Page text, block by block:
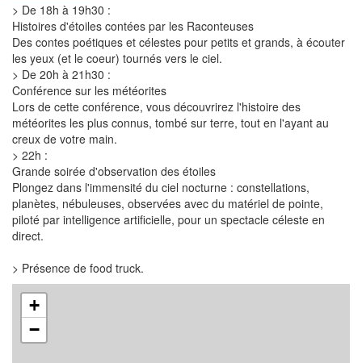
> De 18h à 19h30 :
Histoires d'étoiles contées par les Raconteuses
Des contes poétiques et célestes pour petits et grands, à écouter
les yeux (et le coeur) tournés vers le ciel.
> De 20h à 21h30 :
Conférence sur les météorites
Lors de cette conférence, vous découvrirez l'histoire des
météorites les plus connus, tombé sur terre, tout en l'ayant au
creux de votre main.
> 22h :
Grande soirée d'observation des étoiles
Plongez dans l'immensité du ciel nocturne : constellations,
planètes, nébuleuses, observées avec du matériel de pointe,
piloté par intelligence artificielle, pour un spectacle céleste en
direct.
> Présence de food truck.
+
−